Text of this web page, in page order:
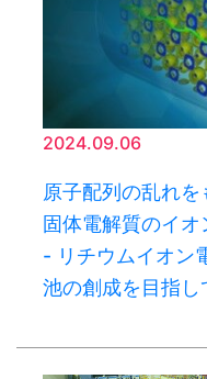
2024.09.06
原子配列の乱れ
固体電解質のイ
- リチウムイオン
池の創成を目指し